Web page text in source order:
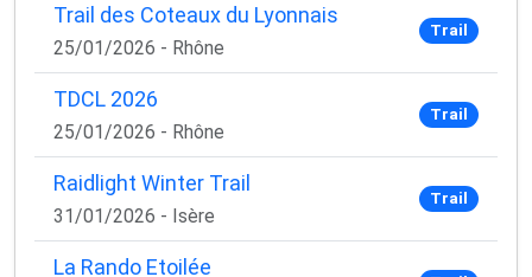
Email
Oui, je veux progresser 💪
Aucun spam, vous pouvez vous désinscrire à tout
Trail des Coteaux du Lyonnais
25/01/2026 - Rhône
Trail
TDCL 2026
25/01/2026 - Rhône
Trail
Raidlight Winter Trail
31/01/2026 - Isère
Trail
La Rando Etoilée